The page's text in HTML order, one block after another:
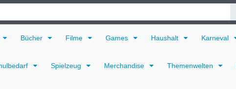
Bücher Filme Games Haushalt Karneval
Spielzeug Merchandise Themenwelten